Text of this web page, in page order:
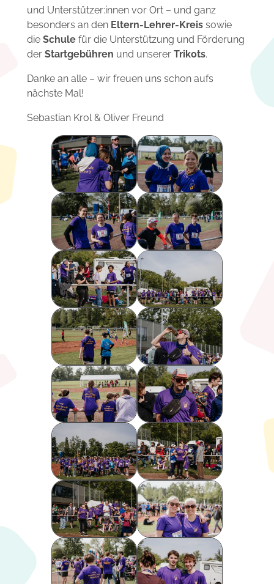
und Unterstützer:innen vor Ort – und ganz
besonders an den Eltern-Lehrer-Kreissowie
die Schulefür die Unterstützung und Förderung
der Startgebühren und unserer Trikots.
Danke an alle – wir freuen uns schon aufs
nächste Mal!
​Sebastian Krol & Oliver Freund